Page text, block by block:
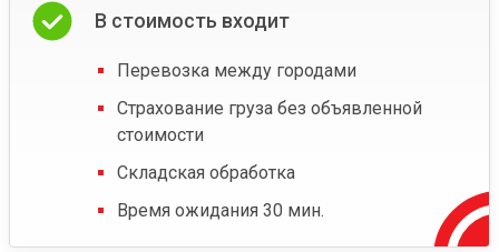
В стоимость входит
Перевозка между городами
Страхование груза без объявленной
стоимости
Складская обработка
Время ожидания 30 мин.